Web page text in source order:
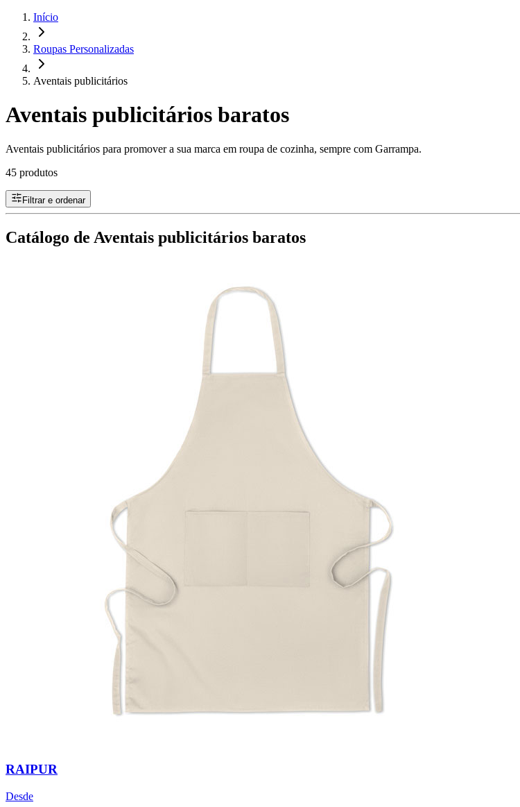
Início
Roupas Personalizadas
Aventais publicitários
Aventais publicitários baratos
Aventais publicitários para promover a sua marca em roupa de cozinha, sempre com Garrampa.
45 produtos
Filtrar e ordenar
Catálogo de Aventais publicitários baratos
RAIPUR
Desde